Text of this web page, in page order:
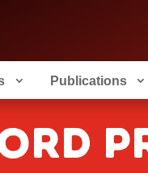
Publications